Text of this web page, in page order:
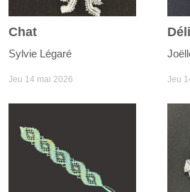
Chat
Sylvie Légaré
Jeu 14 mai 2026 Jeu